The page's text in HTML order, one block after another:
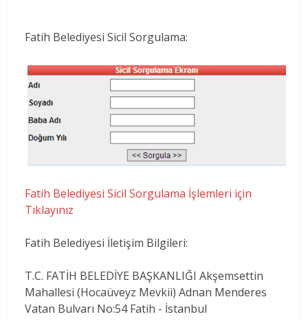
Fatih Belediyesi Sicil Sorgulama:
Fatih Belediyesi Sicil Sorgulama İşlemleri için
Tıklayınız
Fatih Belediyesi İletişim Bilgileri:
T.C. FATİH BELEDİYE BAŞKANLIĞI Akşemsettin
Mahallesi (Hocaüveyz Mevkii) Adnan Menderes
Vatan Bulvarı No:54 Fatih - İstanbul